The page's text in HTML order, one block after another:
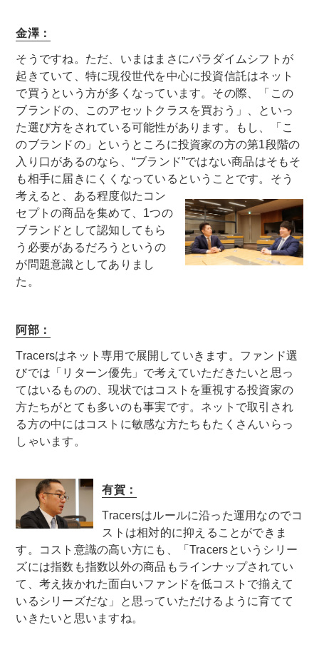
金澤：
そうですね。ただ、いまはまさにパラダイムシフトが
起きていて、特に現役世代を中心に投資信託はネット
で買うという方が多くなっています。その際、「この
ブランドの、このアセットクラスを買おう」、といっ
た選び方をされている可能性があります。もし、「こ
のブランドの」というところに投資家の方の第1段階の
入り口があるのなら、“ブランド”ではない商品はそもそ
も相手に届きにくくなっているということです。 そう
考えると、ある程度似たコン
セプトの商品を集めて、1つの
ブランドとして認知してもら
う必要があるだろうというの
が問題意識としてありまし
た。
阿部：
Tracersはネット専用で展開していきます。ファンド選
びでは「リターン優先」で考えていただきたいと思っ
てはいるものの、現状ではコストを重視する投資家の
方たちがとても多いのも事実です。ネットで取引され
る方の中にはコストに敏感な方たちもたくさんいらっ
しゃいます。
有賀：
Tracersはルールに沿った運用なのでコ
ストは相対的に抑えることができま
す。コスト意識の高い方にも、「Tracersというシリー
ズには指数も指数以外の商品もラインナップされてい
て、考え抜かれた面白いファンドを低コストで揃えて
いるシリーズだな」と思っていただけるように育てて
いきたいと思いますね。